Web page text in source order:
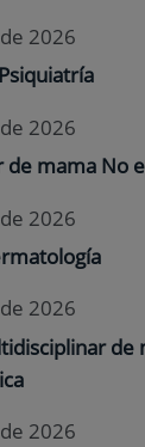
2026
2026
de mama No
2026
2026
2026